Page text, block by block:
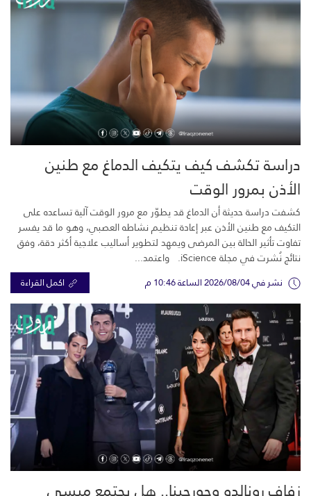
دراسة تكشف كيف يتكيف الدماغ مع طنين
الأذن بمرور الوقت
كشفت دراسة حديثة أن الدماغ قد يطوّر مع مرور الوقت آلية تساعده على
التكيف مع طنين الأذن عبر إعادة تنظيم نشاطه العصبي، وهو ما قد يفسر
تفاوت تأثير الحالة بين المرضى ويمهد لتطوير أساليب علاجية أكثر دقة، وفق
نتائج نُشرت في مجلة iScience. واعتمد...
نشر في 2026/08/04 الساعة 10:46 م اكمل القراءة